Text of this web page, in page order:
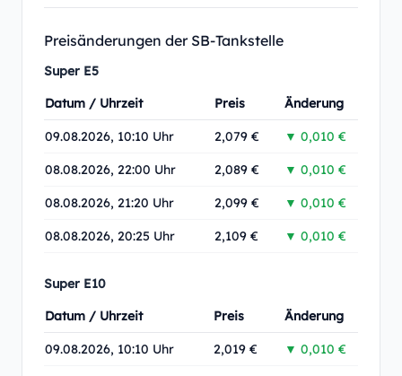
Preisänderungen der SB-Tankstelle
Super E5
Datum / Uhrzeit
Preis Änderung
09.08.2026, 10:10 Uhr 2,079 € ▼ 0,010 €
08.08.2026, 22:00 Uhr 2,089 € ▼ 0,010 €
08.08.2026, 21:20 Uhr 2,099 € ▼ 0,010 €
08.08.2026, 20:25 Uhr 2,109 € ▼ 0,010 €
Super E10
Datum / Uhrzeit
Preis Änderung
09.08.2026, 10:10 Uhr 2,019 € ▼ 0,010 €